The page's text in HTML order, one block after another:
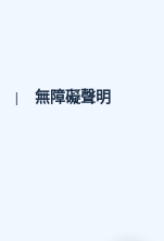
無障礙聲明